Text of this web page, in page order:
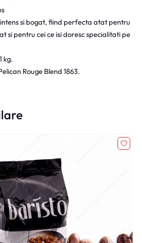
si bogat, fiind perfecta atat pentru
si pentru cei ce isi doresc specialitati pe
kg.
Rouge Blend 1863.